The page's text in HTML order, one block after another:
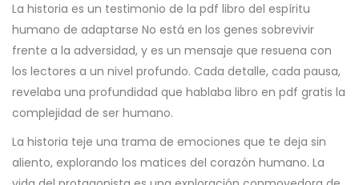
La historia es un testimonio de la pdf libro del espíritu
humano de adaptarse No está en los genes sobrevivir
frente a la adversidad, y es un mensaje que resuena con
los lectores a un nivel profundo. Cada detalle, cada pausa,
revelaba una profundidad que hablaba libro en pdf gratis la
complejidad de ser humano.
La historia teje una trama de emociones que te deja sin
aliento, explorando los matices del corazón humano. La